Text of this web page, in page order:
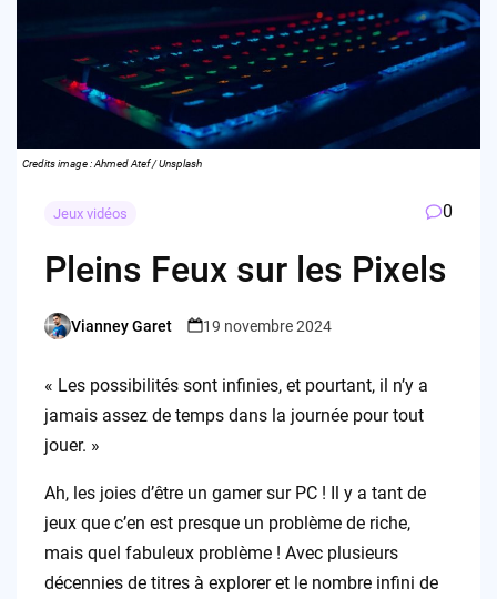
Credits image : Ahmed Atef / Unsplash
Jeux vidéos 0
Pleins Feux sur les Pixels
Posted
Vianney Garet 19 novembre 2024
« Les possibilités sont infinies, et pourtant, il n’y a
jamais assez de temps dans la journée pour tout
jouer. »
Ah, les joies d’être un gamer sur PC ! Il y a tant de
jeux que c’en est presque un problème de riche,
mais quel fabuleux problème ! Avec plusieurs
décennies de titres à explorer et le nombre infini de